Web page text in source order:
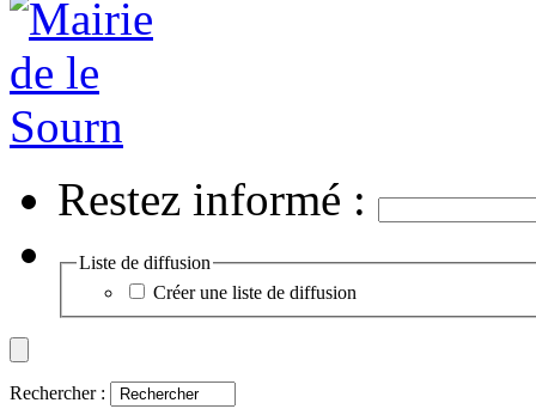
Restez informé :
Liste de diffusion
Créer une liste de diffusion
Rechercher :